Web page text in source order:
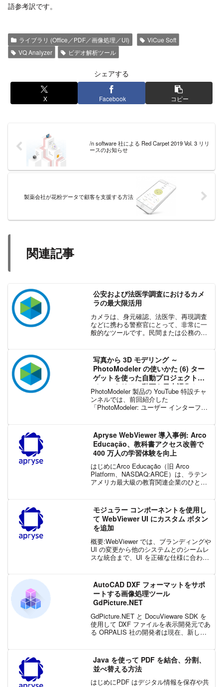
語参考訳です。
ライブラリ (Office／PDF／画像処理／UI)
ViCue Soft
VQ Analyzer
ビデオ解析ツール
シェアする
X Facebook コピー
/n software 社による Red Carpet 2019 Vol. 3 リリ
ースのお知らせ
製薬会社が花粉データで顧客を支援する方法
関連記事
公安および法医学調査におけるカメ
ラの最大限活用
カメラは、身元確認、法医学、再現調査
などに携わる警察官にとって、非常に一
般的なツールです。民間または公務の法
ディ カメラやドライブ レコーダーなどの
カメラが活用されてい...
写真から 3D モデリング ～
PhotoModeler の使いかた (6) ター
ゲットを使った自動プロジェクトの
チュートリアル動画を日本語化！
PhotoModeler 製品の YouTube 特設チャ
ンネルでは、前回紹介した
「PhotoModeler: ユーザー インターフェ
ェクト」のチュートリアル動画を日本...
Apryse WebViewer 導入事例: Arco
Educação、教科書アクセス改善で
400 万人の学習体験を向上
はじめにArco Educação（旧 Arco
Platform、NASDAQ:ARCE）は、ラテン
アメリカ最大級の教育関連企業のひとつ
多くの学校に教育体験を届けるこ...
モジュラー コンポーネントを使用し
て WebViewer UI にカスタム ボタン
を追加
概要:WebViewer では、ブランディングや
UI の変更から他のシステムとのシームレ
スな統合まで、UI を正確な仕様に合わせ
れ、パーソナライズされた洗練され...
AutoCAD DXF フォーマットをサポ
ートする画像処理ツール
GdPicture.NET
GdPicture.NET と DocuVieware SDK を
使用して DXF ファイルを表示開発元であ
る ORPALIS 社の開発者は現在、新しい
ッ...
Java を使って PDF を結合、分割、
並べ替える方法
はじめにPDF はデジタル情報を保存や共